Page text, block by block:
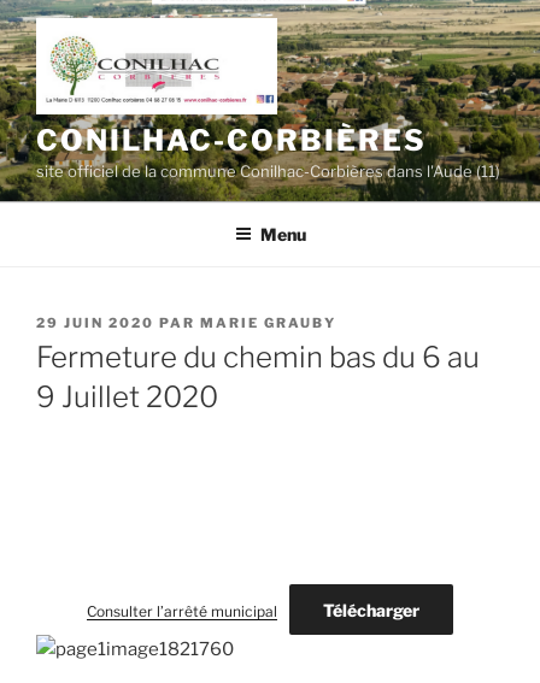
Aller
au
contenu
principal
CONILHAC-CORBIÈRES
site officiel de la commune Conilhac-Corbières dans l'Aude (11)
Menu
PUBLIÉ
LE
29 JUIN 2020 PAR MARIE GRAUBY
Fermeture du chemin bas du 6 au
9 Juillet 2020
Consulter l’arrêté municipal Télécharger